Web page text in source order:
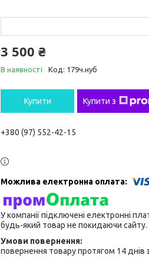
3 500 ₴
В наявності Код: 179ч.нуб
Купити Купити з
+380 (97) 552-42-15
У компанії підключені електронні
будь-який товар не покидаючи сайту.
повернення товару протягом 14 днів